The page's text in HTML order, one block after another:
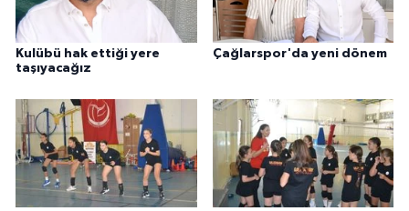
Kulübü hak ettiği yere
taşıyacağız
Çağlarspor'da yeni dönem